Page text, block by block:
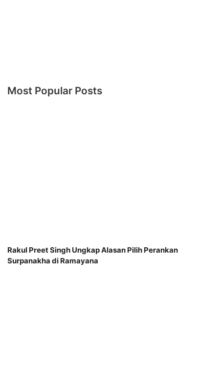
Most Popular Posts
Rakul Preet Singh Ungkap Alasan Pilih Perankan
Surpanakha di Ramayana